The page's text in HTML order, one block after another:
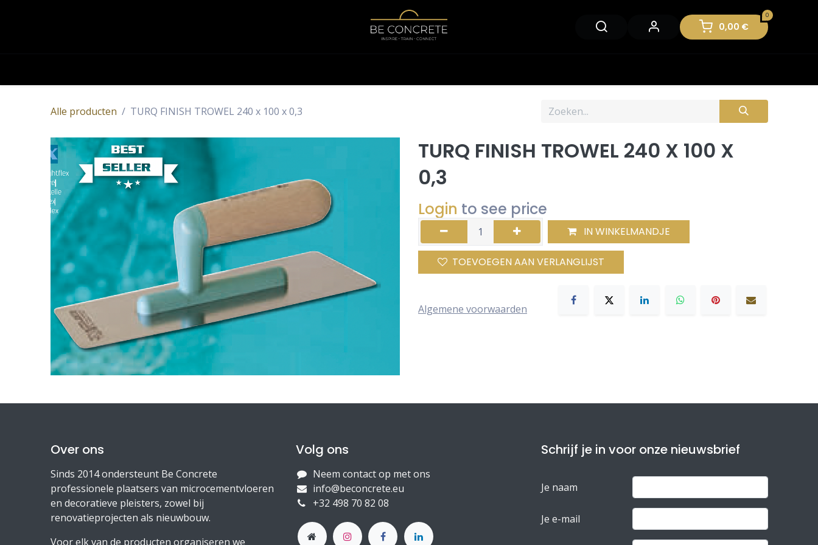
0
0,00 €
Alle producten TURQ FINISH TROWEL 240 x 100 x 0,3
TURQ FINISH TROWEL 240 X 100 X
0,3
Login to see price
IN WINKELMANDJE
TOEVOEGEN AAN VERLANGLIJST
Algemene voorwaarden
Over ons
Sinds 2014 ondersteunt Be Concrete
professionele plaatsers van microcementvloeren
en decoratieve pleisters, zowel bij
renovatieprojecten als nieuwbouw.
Voor elk van de producten organiseren we
Volg ons
Neem contact op met ons
info@beconcrete.eu
+32 498 70 82 08
Schrijf je in voor onze nieuwsbrief
Je naam
Je e-mail